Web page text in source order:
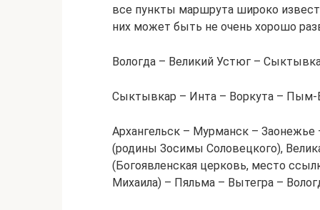
все пункты маршрута широко
них может быть не очень хорошо
Вологда – Великий Устюг –
Сыктывкар – Инта – Воркута –
Архангельск – Мурманск –
(родины Зосимы Соловецкого),
(Богоявленская церковь, место
Михаила) – Пяльма – Вытегра –